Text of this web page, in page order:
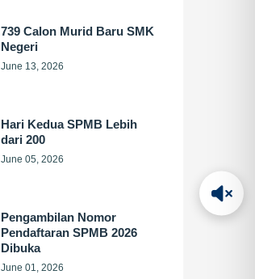
739 Calon Murid Baru SMK
Negeri
June 13, 2026
Hari Kedua SPMB Lebih
dari 200
June 05, 2026
Pengambilan Nomor
Pendaftaran SPMB 2026
Dibuka
June 01, 2026